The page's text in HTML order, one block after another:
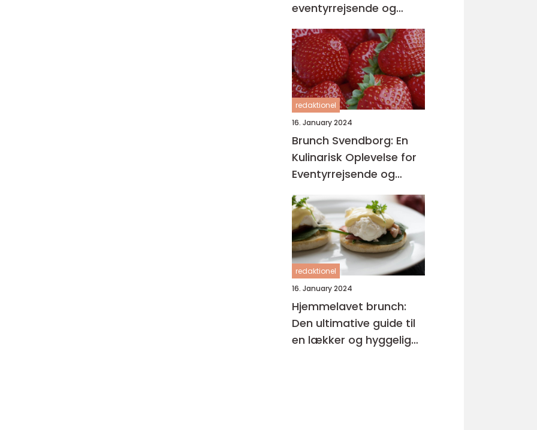
eventyrrejsende og
backpackere
redaktionel
16. January 2024
Brunch Svendborg: En
Kulinarisk Oplevelse for
Eventyrrejsende og
Backpackere
redaktionel
16. January 2024
Hjemmelavet brunch:
Den ultimative guide til
en lækker og hyggelig